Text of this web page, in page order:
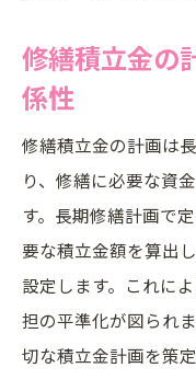
め方
画書
合意形成を
活用術
長期修繕計
め方
修繕積立金の
係性
修繕積立金の計画は
り、修繕に必要な資
す。長期修繕計画で
要な積立金額を算出
設定します。これに
担の平準化が図られ
切な積立金計画を策